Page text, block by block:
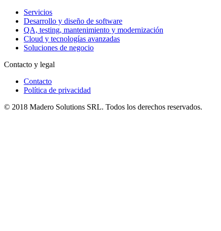
Servicios
Desarrollo y diseño de software
QA, testing, mantenimiento y modernización
Cloud y tecnologías avanzadas
Soluciones de negocio
Contacto y legal
Contacto
Política de privacidad
© 2018 Madero Solutions SRL. Todos los derechos reservados.